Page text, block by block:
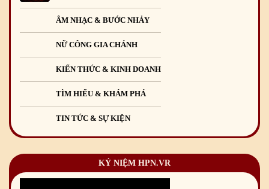
ÂM NHẠC & BƯỚC NHẢY
NỮ CÔNG GIA CHÁNH
KIẾN THỨC & KINH DOANH
TÌM HIỂU & KHÁM PHÁ
TIN TỨC & SỰ KIỆN
KỶ NIỆM HPN.VR